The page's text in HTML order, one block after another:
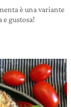
è una variante
gustosa!